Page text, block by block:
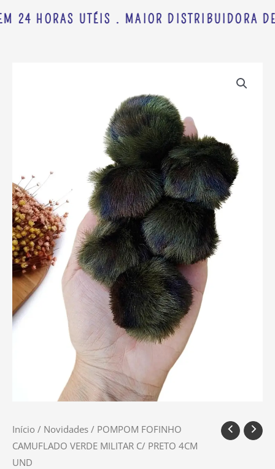
24 HORAS UTÉIS . MAIOR DISTRIBUIDORA
Início / Novidades / POMPOM FOFINHO
CAMUFLADO VERDE MILITAR C/ PRETO 4CM
UND
PRETO
4CM
UND
quantidade